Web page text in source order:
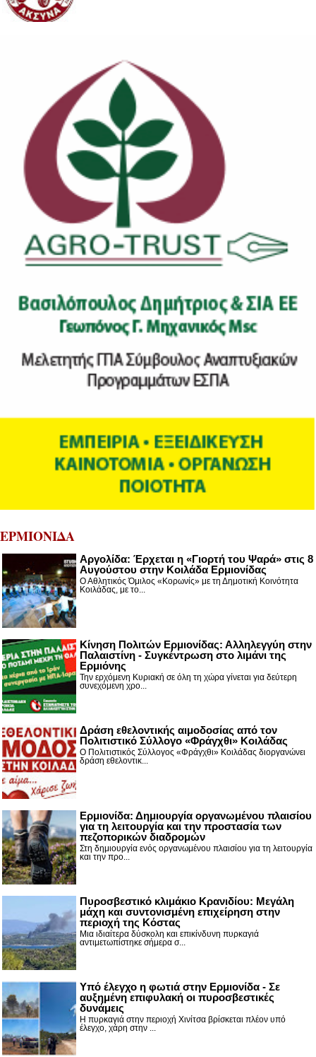
ΕΡΜΙΟΝΙΔΑ
Αργολίδα: Έρχεται η «Γιορτή του Ψαρά» στις 8
Αυγούστου στην Κοιλάδα Ερμιονίδας
Ο Αθλητικός Όμιλος «Κορωνίς» με τη Δημοτική Κοινότητα
Κοιλάδας, με το...
Κίνηση Πολιτών Ερμιονίδας: Αλληλεγγύη στην
Παλαιστίνη - Συγκέντρωση στο λιμάνι της
Ερμιόνης
Την ερχόμενη Κυριακή σε όλη τη χώρα γίνεται για δεύτερη
συνεχόμενη χρο...
Δράση εθελοντικής αιμοδοσίας από τον
Πολιτιστικό Σύλλογο «Φράγχθι» Κοιλάδας
Ο Πολιτιστικός Σύλλογος «Φράγχθι» Κοιλάδας διοργανώνει
δράση εθελοντικ...
Ερμιονίδα: Δημιουργία οργανωμένου πλαισίου
για τη λειτουργία και την προστασία των
πεζοπορικών διαδρομών
Στη δημιουργία ενός οργανωμένου πλαισίου για τη λειτουργία
και την προ...
Πυροσβεστικό κλιμάκιο Κρανιδίου: Μεγάλη
μάχη και συντονισμένη επιχείρηση στην
περιοχή της Κόστας
Μια ιδιαίτερα δύσκολη και επικίνδυνη πυρκαγιά
αντιμετωπίστηκε σήμερα σ...
Υπό έλεγχο η φωτιά στην Ερμιονίδα - Σε
αυξημένη επιφυλακή οι πυροσβεστικές
δυνάμεις
Η πυρκαγιά στην περιοχή Χινίτσα βρίσκεται πλέον υπό
έλεγχο, χάρη στην ...